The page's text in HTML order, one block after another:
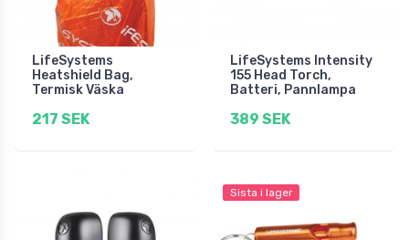
LifeSystems
Heatshield Bag,
Termisk Väska
217 SEK
LifeSystems Intensity
155 Head Torch,
Batteri, Pannlampa
389 SEK
Sista i lager